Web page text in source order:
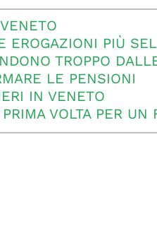
EROGAZIONI PIÙ
TROPPO
LE PENSIONI
IN VENETO
VOLTA PER UN